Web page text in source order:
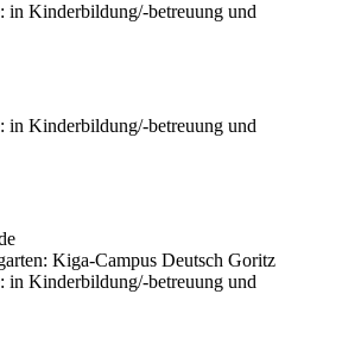
in Kinderbildung/-betreuung und
in Kinderbildung/-betreuung und
Kiga-Campus Deutsch Goritz
in Kinderbildung/-betreuung und